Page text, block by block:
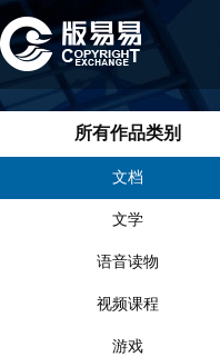
所有作品类别
文档
文学
语音读物
视频课程
游戏